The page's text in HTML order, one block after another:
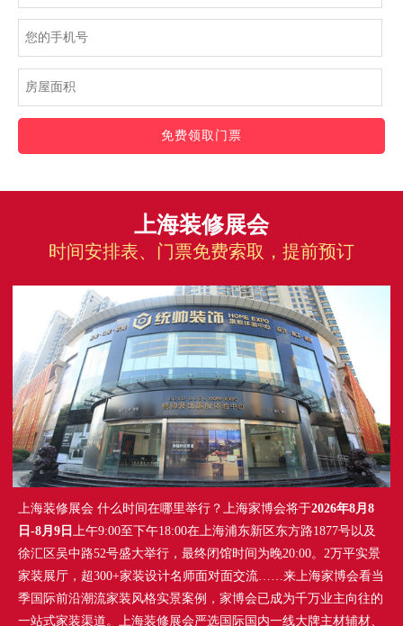
免费领取门票
上海装修展会
时间安排表、门票免费索取，提前预订
上海装修展会 什么时间在哪里举行？上海家博会将于2026年8月8
日-8月9日
上午9:00至下午18:00在上海浦东新区东方路1877号以及
徐汇区吴中路52号盛大举行，最终闭馆时间为晚20:00。2万平实景
家装展厅，超300+家装设计名师面对面交流……来上海家博会看当
季国际前沿潮流家装风格实景案例，家博会已成为千万业主向往的
一站式家装渠道。上海装修展会严选国际国内一线大牌主材辅材、